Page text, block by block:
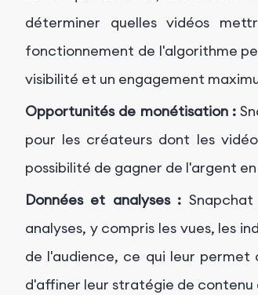
déterminer quelles vidéos
fonctionnement de l'algorithme
visibilité et un engagement
Opportunités de monétisation :
pour les créateurs dont les
possibilité de gagner de l'argent
Données et analyses :
analyses, y compris les vues, les
de l'audience, ce qui leur permet
d'affiner leur stratégie de contenu